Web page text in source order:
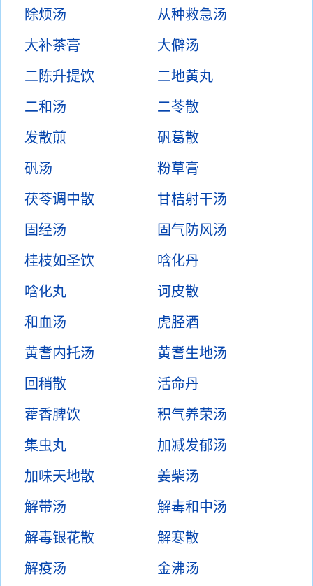
除烦汤
从种救急汤
大补茶膏
大僻汤
二陈升提饮
二地黄丸
二和汤
二苓散
发散煎
矾葛散
矾汤
粉草膏
茯苓调中散
甘桔射干汤
固经汤
固气防风汤
桂枝如圣饮
唅化丹
唅化丸
诃皮散
和血汤
虎胫酒
黄耆内托汤
黄耆生地汤
回稍散
活命丹
藿香脾饮
积气养荣汤
集虫丸
加减发郁汤
加味天地散
姜柴汤
解带汤
解毒和中汤
解毒银花散
解寒散
解疫汤
金沸汤